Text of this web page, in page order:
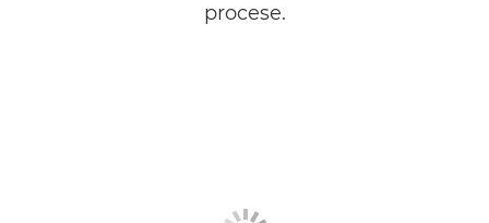
procese.